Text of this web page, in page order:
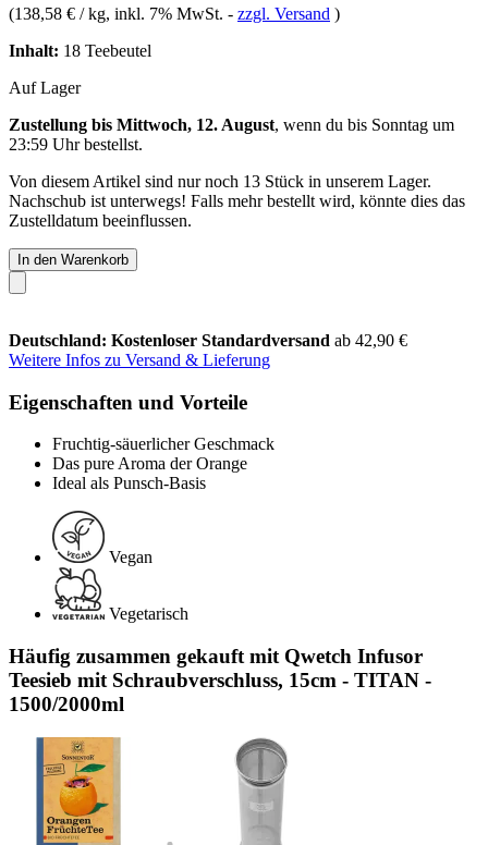
(138,58 € / kg, inkl. 7% MwSt. - zzgl. Versand )
Inhalt: 18 Teebeutel
Auf Lager
Zustellung bis Mittwoch, 12. August, wenn du bis Sonntag um
23:59 Uhrbestellst.
Von diesem Artikel sind nur noch 13 Stück in unserem Lager.
Nachschub ist unterwegs! Falls mehr bestellt wird, könnte dies das
Zustelldatum beeinflussen.
In den Warenkorb
Deutschland: Kostenloser Standardversand ab 42,90 €
Weitere Infos zu Versand & Lieferung
Eigenschaften und Vorteile
Fruchtig-säuerlicher Geschmack
Das pure Aroma der Orange
Ideal als Punsch-Basis
Vegan
Vegetarisch
Häufig zusammen gekauft mit Qwetch Infusor
Teesieb mit Schraubverschluss, 15cm - TITAN -
1500/2000ml